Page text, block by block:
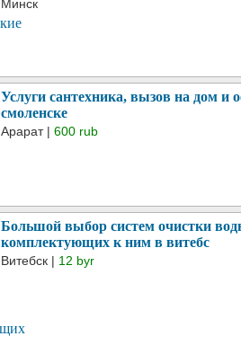
Минск
Услуги сантехника, вызов на дом и
смоленске
Арарат | 600 rub
Большой выбор систем очистки
комплектующих к ним в витебс
Витебск | 12 byr